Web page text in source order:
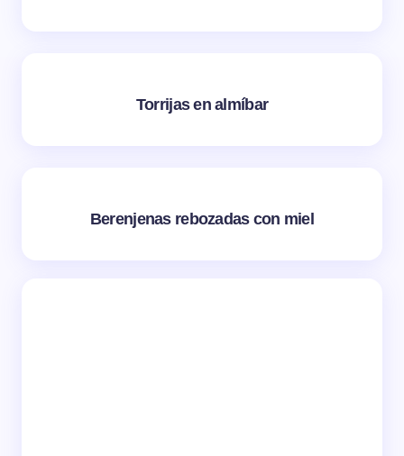
Torrijas en almíbar
Berenjenas rebozadas con miel